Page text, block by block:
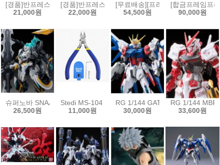
[경품]반프레스토 주술회전 MAXIMATIC 피규어 후시구로 메구미 사
21,000원
[경품]반프레스토 그란디스타 도쿄구울 카네키 켄
22,000원
[무료배송][프라모델]곡인동만 유
54,500원
[합금프레임프
90,000원
슈퍼노바 SNAA 원탁기사단 베디비어
26,500원
Stedi MS-104 보급형 싱글 블레이드 모델 니퍼
11,000원
RG 1/144 GAT-X105B/FP 빌드
30,000원
RG 1/144
33,600원